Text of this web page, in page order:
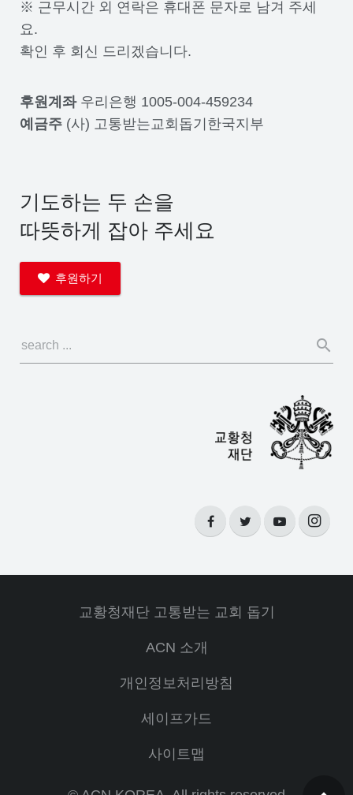
※ 근무시간 외 연락은 휴대폰 문자로 남겨 주세
요.
확인 후 회신 드리겠습니다.
후원계좌우리은행 1005-004-459234
예금주 (사) 고통받는교회돕기한국지부
기도하는 두 손을
따뜻하게 잡아 주세요
후원하기
교황청재단 고통받는 교회 돕기
ACN 소개
개인정보처리방침
세이프가드
사이트맵